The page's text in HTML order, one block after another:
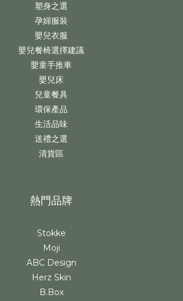
塑身之選
孕婦服裝
嬰兒衣服
嬰兒餐椅選擇建議
嬰童手推車
嬰兒床
兒童餐具
環保產品
生活品味
送禮之選
清貨區
熱門品牌
Stokke
Moji
ABC Design
Herz Skin
B.Box